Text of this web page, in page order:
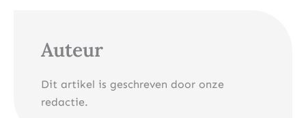
Auteur
Dit artikel is geschreven door onze
redactie.